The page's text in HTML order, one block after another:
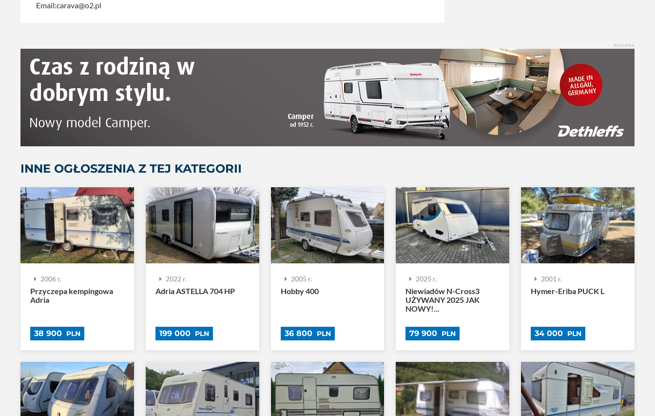
Email:carava@o2.pl
REKLAMA
INNE OGŁOSZENIA Z TEJ KATEGORII
2006 r.
Przyczepa kempingowa
Adria
38 900 PLN
2022 r.
Adria ASTELLA 704 HP
199 000 PLN
2005 r.
Hobby 400
36 800 PLN
2025 r.
Niewiadów N-Cross3
UŻYWANY 2025 JAK
NOWY!...
79 900 PLN
2001 r.
Hymer-Eriba PUCK L
34 000 PLN